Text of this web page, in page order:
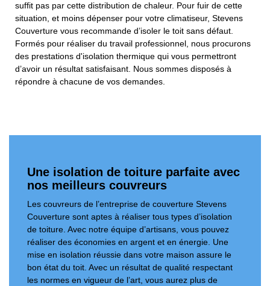
suffit pas par cette distribution de chaleur. Pour fuir de cette
situation, et moins dépenser pour votre climatiseur, Stevens
Couverture vous recommande d’isoler le toit sans défaut.
Formés pour réaliser du travail professionnel, nous procurons
des prestations d'isolation thermique qui vous permettront
d’avoir un résultat satisfaisant. Nous sommes disposés à
répondre à chacune de vos demandes.
Une isolation de toiture parfaite avec
nos meilleurs couvreurs
Les couvreurs de l’entreprise de couverture Stevens
Couverture sont aptes à réaliser tous types d’isolation
de toiture. Avec notre équipe d’artisans, vous pouvez
réaliser des économies en argent et en énergie. Une
mise en isolation réussie dans votre maison assure le
bon état du toit. Avec un résultat de qualité respectant
les normes en vigueur de l’art, vous aurez plus de